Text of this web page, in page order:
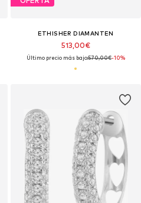
ETHISHER DIAMANTEN
513,00€
Último precio más bajo:570,00€-10%